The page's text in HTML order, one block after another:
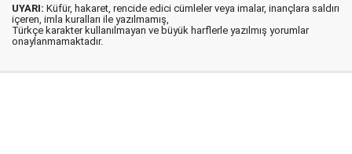
UYARI: Küfür, hakaret, rencide edici cümleler veya imalar, inançlara saldırı
içeren, imla kuralları ile yazılmamış,
Türkçe karakter kullanılmayan ve büyük harflerle yazılmış yorumlar
onaylanmamaktadır.